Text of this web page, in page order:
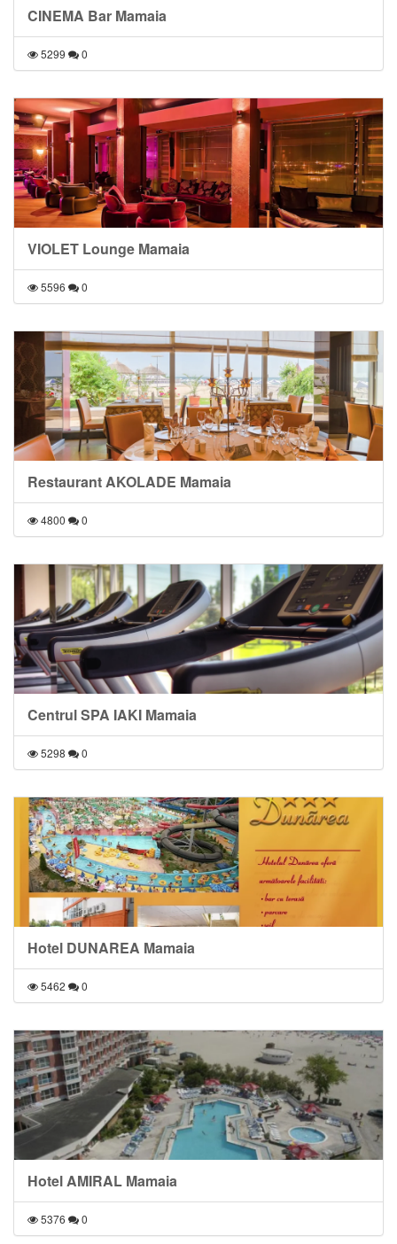
CINEMA Bar Mamaia
5299 0
VIOLET Lounge Mamaia
5596 0
Restaurant AKOLADE Mamaia
4800 0
Centrul SPA IAKI Mamaia
5298 0
Hotel DUNAREA Mamaia
5462 0
Hotel AMIRAL Mamaia
5376 0